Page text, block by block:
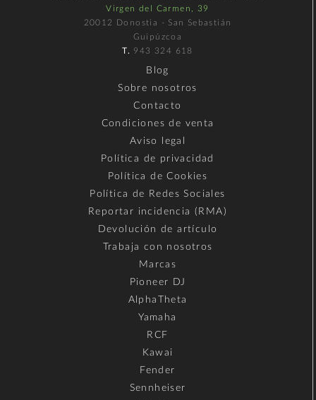
Virgen del Carmen, 39
20012 Donostia - San Sebastián
Guipúzcoa
T. 943 324 618
Blog
Sobre nosotros
Contacto
Condiciones de venta
Aviso legal
Política de privacidad
Política de Cookies
Política de Redes Sociales
Reportar incidencia (RMA)
Devolución de artículo
Trabaja con nosotros
Marcas
Pioneer DJ
AlphaTheta
Yamaha
RCF
Kawai
Fender
Sennheiser